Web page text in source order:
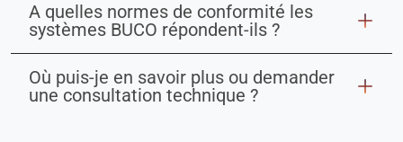
A quelles normes de conformité les
systèmes BUCO répondent-ils ?
Où puis-je en savoir plus ou demander
une consultation technique ?